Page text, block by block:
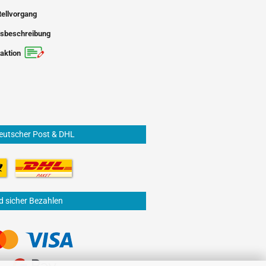
Post & DHL
sicher Bezahlen